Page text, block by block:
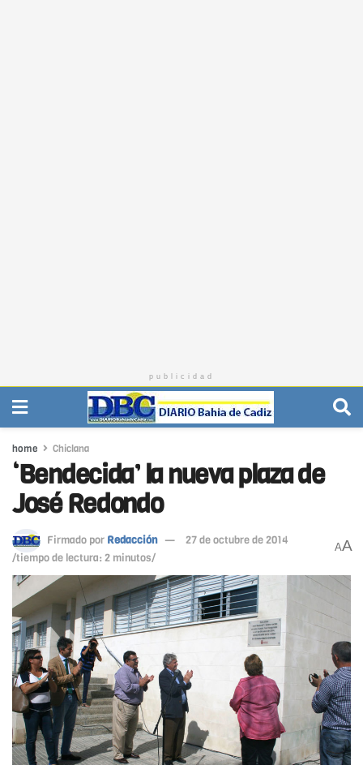
publicidad
home Chiclana
‘Bendecida’ la nueva plaza de
José Redondo
Firmado por Redacción
27 de octubre de 2014
/tiempo de lectura: 2 minutos/
AA